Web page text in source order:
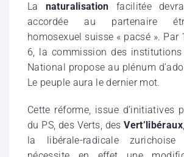
La naturalisation facilitée
accordée au partenaire
homosexuel suisse « pacsé ». Par
6, la commission des
National propose au plénum
Le peuple aura le dernier mot.
Cette réforme, issue d’initiatives
du PS, des Verts, desVert’libéraux
la libérale-radicale